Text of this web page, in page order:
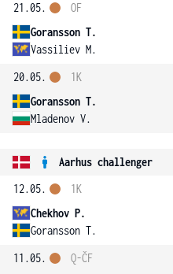
21.05.
Goransson T.
Vassiliev M.
OF
20.05.
Goransson T.
Mladenov V.
1K
Aarhus challenger
12.05.
Chekhov P.
Goransson T.
1K
11.05.
Q-ČF